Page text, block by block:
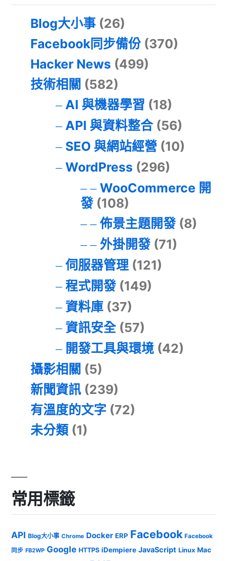
Blog大小事 (26)
Facebook同步備份 (370)
Hacker News (499)
技術相關 (582)
AI 與機器學習 (18)
API 與資料整合(56)
SEO 與網站經營 (10)
WordPress (296)
WooCommerce 開
發(108)
佈景主題開發(8)
外掛開發(71)
伺服器管理(121)
程式開發(149)
資料庫(37)
資訊安全(57)
開發工具與環境(42)
攝影相關 (5)
新聞資訊 (239)
有溫度的文字 (72)
未分類 (1)
常用標籤
API Blog大小事 Chrome Docker ERP Facebook Facebook
同步 FB2WP Google HTTPS iDempiere JavaScript Linux Mac